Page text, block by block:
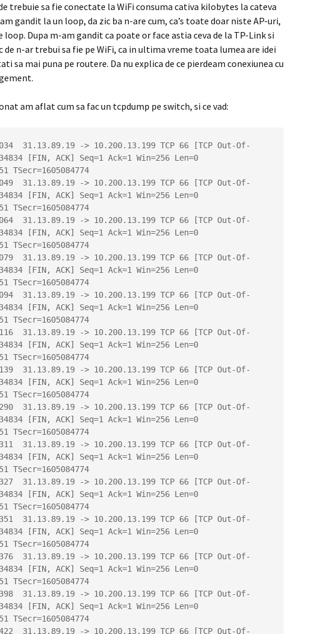
trebuie sa fie conectate la WiFi consuma cativa kilobytes la cateva
gandit la un loop, da zic ba n-are cum, ca’s toate doar niste AP-uri,
loop. Dupa m-am gandit ca poate or face astia ceva de la TP-Link si
de n-ar trebui sa fie pe WiFi, ca in ultima vreme toata lumea are idei
sa mai puna pe routere. Da nu explica de ce pierdeam conexiunea cu
am aflat cum sa fac un tcpdump pe switch, si ce vad:
[FIN, ACK] Seq=1 Ack=1 Win=256 Len=0
TSecr=1605084774
[FIN, ACK] Seq=1 Ack=1 Win=256 Len=0
TSecr=1605084774
[FIN, ACK] Seq=1 Ack=1 Win=256 Len=0
TSecr=1605084774
[FIN, ACK] Seq=1 Ack=1 Win=256 Len=0
TSecr=1605084774
[FIN, ACK] Seq=1 Ack=1 Win=256 Len=0
TSecr=1605084774
[FIN, ACK] Seq=1 Ack=1 Win=256 Len=0
TSecr=1605084774
[FIN, ACK] Seq=1 Ack=1 Win=256 Len=0
TSecr=1605084774
[FIN, ACK] Seq=1 Ack=1 Win=256 Len=0
TSecr=1605084774
[FIN, ACK] Seq=1 Ack=1 Win=256 Len=0
TSecr=1605084774
[FIN, ACK] Seq=1 Ack=1 Win=256 Len=0
TSecr=1605084774
[FIN, ACK] Seq=1 Ack=1 Win=256 Len=0
TSecr=1605084774
[FIN, ACK] Seq=1 Ack=1 Win=256 Len=0
TSecr=1605084774
[FIN, ACK] Seq=1 Ack=1 Win=256 Len=0
TSecr=1605084774